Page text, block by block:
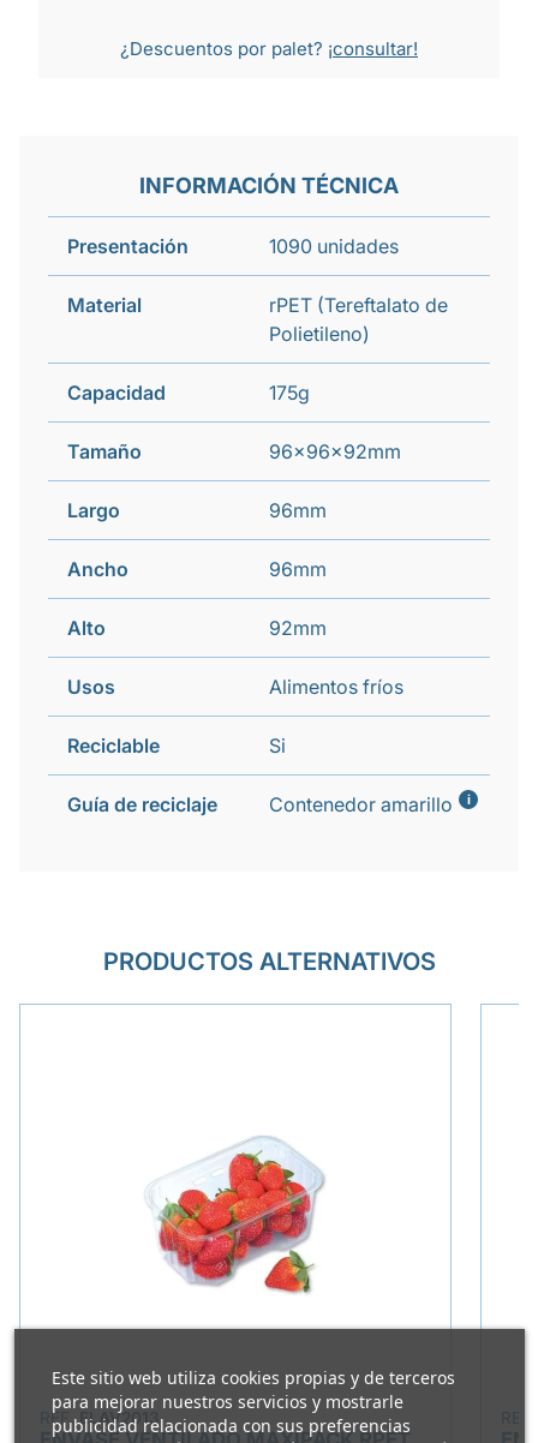
Este sitio web utiliza cookies propias y de terceros
para mejorar nuestros servicios y mostrarle
publicidad relacionada con sus preferencias
¿Descuentos por palet? ¡consultar!
INFORMACIÓN TÉCNICA
Presentación 1090 unidades
Material
rPET (Tereftalato de
Polietileno)
Capacidad 175g
Tamaño 96x96x92mm
Largo 96mm
Ancho 96mm
Alto 92mm
Usos Alimentos fríos
Reciclable Si
Guía de reciclaje Contenedor amarillo i
PRODUCTOS ALTERNATIVOS
REF. ELAV2013